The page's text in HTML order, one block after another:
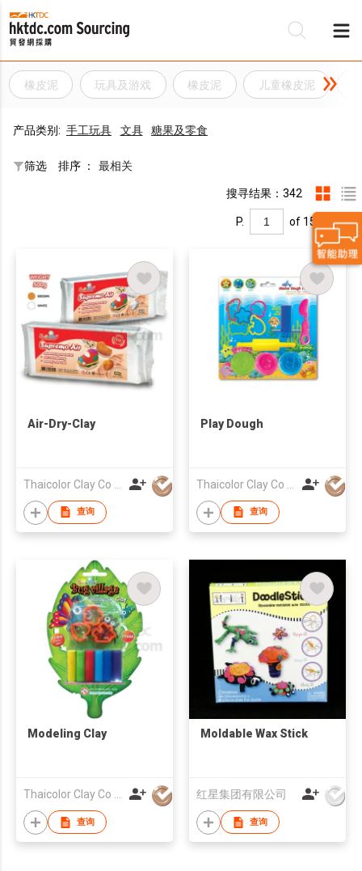
橡皮泥 玩具及游戏 橡皮泥 儿童橡皮泥
产品类别: 手工玩具 文具 糖果及零食
筛选 排序 ： 最相关
搜寻结果：342
P. of 15
Air-Dry-Clay
查询
Play Dough
查询
Modeling Clay
查询
Moldable Wax Stick
红星集团有限公司
查询